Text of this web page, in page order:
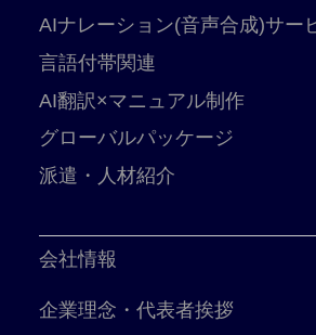
AIナレーション(音声合成)サー
言語付帯関連
AI翻訳×マニュアル制作
グローバルパッケージ
派遣・人材紹介
会社情報
企業理念・代表者挨拶